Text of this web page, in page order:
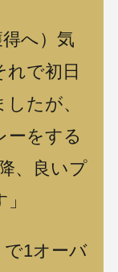
得へ）気
れで初日
たが、
ーをする
、良いプ
で1オーバ